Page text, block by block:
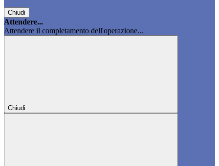
Chiudi
Attendere...
Attendere il completamento dell'operazione...
Chiudi